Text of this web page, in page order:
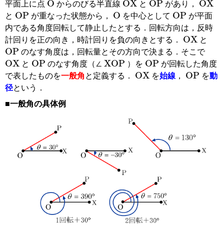
平面上に点 からのびる半直線 と があり，
と
OP
が重なった状態から，
O
を中心として
OP
が平面
内である角度回転して静止したとする．回転方向は，反時
計回りを正の向き，時計回りを負の向きとする．
OX
と
OP
のなす角度は，回転量とその方向で決まる．そこで
OX
と
OP
のなす角度（∠
XOP
）を
OP
が回転した角度
で表したものを一般角 と定義する．
OX
を始線 ，
OP
を動
径という．
■一般角の具体例